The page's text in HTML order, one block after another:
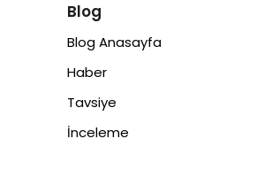
Blog
Blog Anasayfa
Haber
Tavsiye
İnceleme